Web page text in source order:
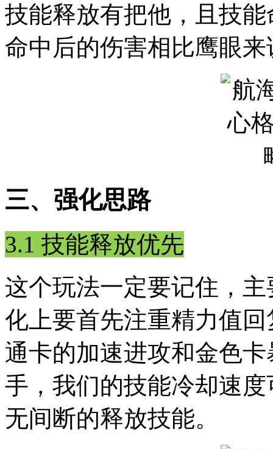
技能释放有把他，且技
命中后的伤害相比鹰眼
三、强化思路
3.1 技能释放优先
这个玩法一定要记住，
化上要首先注重精力值
通卡的加速进攻和金色
手，我们的技能冷却速
无间断的释放技能。